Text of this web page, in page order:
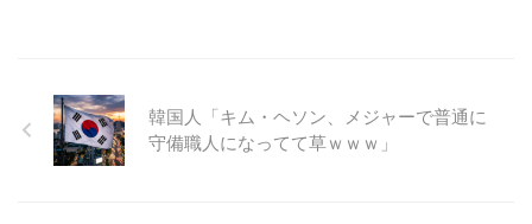
韓国人「キム・ヘソン、メジャーで普通に
守備職人になってて草ｗｗｗ」